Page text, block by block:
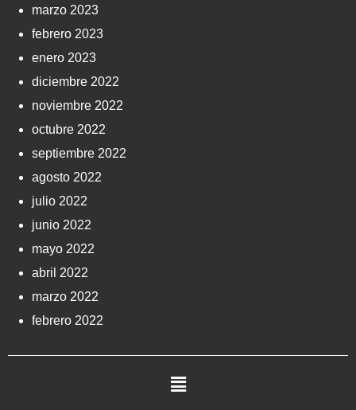
marzo 2023
febrero 2023
enero 2023
diciembre 2022
noviembre 2022
octubre 2022
septiembre 2022
agosto 2022
julio 2022
junio 2022
mayo 2022
abril 2022
marzo 2022
febrero 2022